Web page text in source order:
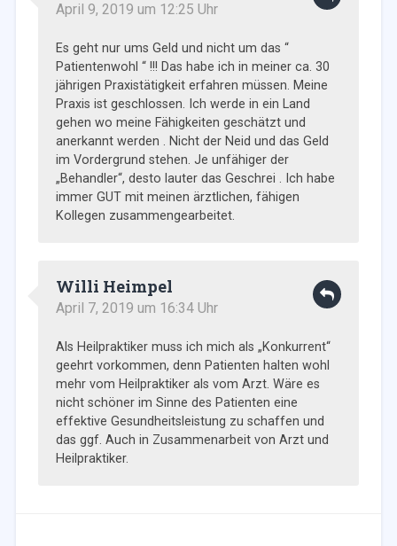
April 9, 2019 um 12:25 Uhr
Es geht nur ums Geld und nicht um das “
Patientenwohl “ !!! Das habe ich in meiner ca. 30
jährigen Praxistätigkeit erfahren müssen. Meine
Praxis ist geschlossen. Ich werde in ein Land
gehen wo meine Fähigkeiten geschätzt und
anerkannt werden . Nicht der Neid und das Geld
im Vordergrund stehen. Je unfähiger der
„Behandler“, desto lauter das Geschrei . Ich habe
immer GUT mit meinen ärztlichen, fähigen
Kollegen zusammengearbeitet.
Willi Heimpel
April 7, 2019 um 16:34 Uhr
Als Heilpraktiker muss ich mich als „Konkurrent“
geehrt vorkommen, denn Patienten halten wohl
mehr vom Heilpraktiker als vom Arzt. Wäre es
nicht schöner im Sinne des Patienten eine
effektive Gesundheitsleistung zu schaffen und
das ggf. Auch in Zusammenarbeit von Arzt und
Heilpraktiker.